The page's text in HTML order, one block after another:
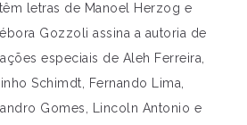
letras de Manoel Herzog e
Gozzoli assina a autoria de
especiais de Aleh Ferreira,
Schimdt, Fernando Lima,
Gomes, Lincoln Antonio e